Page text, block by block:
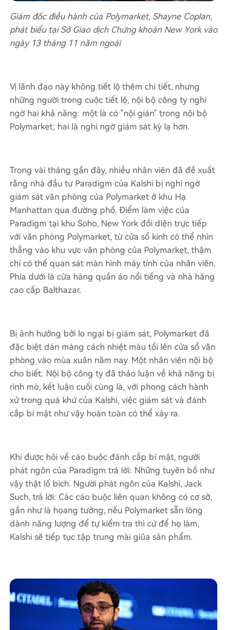
Giám đốc điều hành của Polymarket, Shayne Coplan,
phát biểu tại Sở Giao dịch Chứng khoán New York vào
ngày 13 tháng 11 năm ngoái
Vị lãnh đạo này không tiết lộ thêm chi tiết, nhưng
những người trong cuộc tiết lộ, nội bộ công ty nghi
ngờ hai khả năng: một là có "nội gián" trong nội bộ
Polymarket; hai là nghi ngờ giám sát kỳ lạ hơn.
Trong vài tháng gần đây, nhiều nhân viên đã đề xuất
rằng nhà đầu tư Paradigm của Kalshi bị nghi ngờ
giám sát văn phòng của Polymarket ở khu Hạ
Manhattan qua đường phố. Điểm làm việc của
Paradigm tại khu Soho, New York đối diện trực tiếp
với văn phòng Polymarket, từ cửa sổ kính có thể nhìn
thẳng vào khu vực văn phòng của Polymarket, thậm
chí có thể quan sát màn hình máy tính của nhân viên.
Phía dưới là cửa hàng quần áo nổi tiếng và nhà hàng
cao cấp Balthazar.
Bị ảnh hưởng bởi lo ngại bị giám sát, Polymarket đã
đặc biệt dán màng cách nhiệt màu tối lên cửa sổ văn
phòng vào mùa xuân năm nay. Một nhân viên nội bộ
cho biết: Nội bộ công ty đã thảo luận về khả năng bị
rình mò, kết luận cuối cùng là, với phong cách hành
xử trong quá khứ của Kalshi, việc giám sát và đánh
cắp bí mật như vậy hoàn toàn có thể xảy ra.
Khi được hỏi về cáo buộc đánh cắp bí mật, người
phát ngôn của Paradigm trả lời: Những tuyên bố như
vậy thật lố bịch. Người phát ngôn của Kalshi, Jack
Such, trả lời: Các cáo buộc liên quan không có cơ sở,
gần như là hoang tưởng, nếu Polymarket sẵn lòng
dành năng lượng để tự kiểm tra thì cứ để họ làm,
Kalshi sẽ tiếp tục tập trung mài giũa sản phẩm.